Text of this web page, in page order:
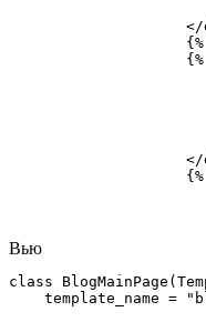
Вью
class
template_name =